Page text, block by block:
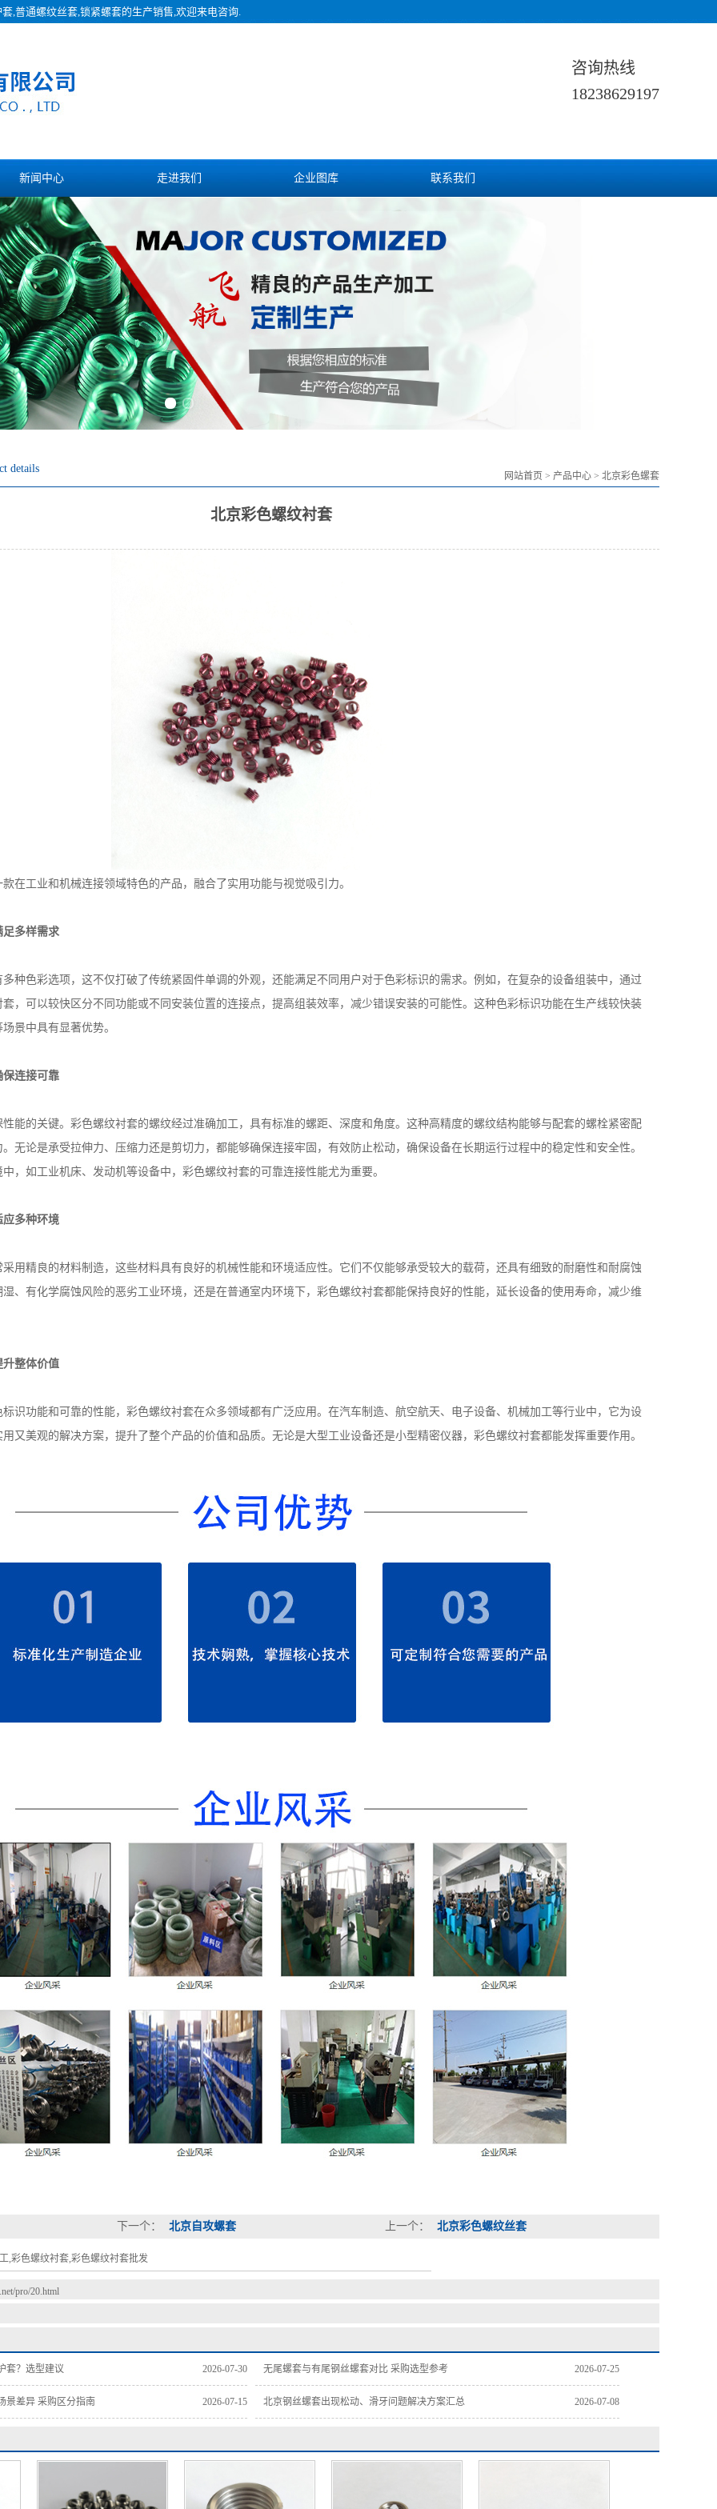
,普通螺纹丝套,锁紧螺套的生产销售,欢迎来电咨询.
咨询热线
18238629197
新闻中心 走进我们 企业图库 联系我们
details
网站首页 > 产品中心 > 北京彩色螺套
北京彩色螺纹衬套
工业和机械连接领域特色的产品，融合了实用功能与视觉吸引力。
足多样需求
色彩选项，这不仅打破了传统紧固件单调的外观，还能满足不同用户对于色彩标识的需求。例如，在复杂的设备组装中，通过
，可以较快区分不同功能或不同安装位置的连接点，提高组装效率，减少错误安装的可能性。这种色彩标识功能在生产线较快装
景中具有显著优势。
保连接可靠
的关键。彩色螺纹衬套的螺纹经过准确加工，具有标准的螺距、深度和角度。这种高精度的螺纹结构能够与配套的螺栓紧密配
无论是承受拉伸力、压缩力还是剪切力，都能够确保连接牢固，有效防止松动，确保设备在长期运行过程中的稳定性和安全性。
，如工业机床、发动机等设备中，彩色螺纹衬套的可靠连接性能尤为重要。
应多种环境
精良的材料制造，这些材料具有良好的机械性能和环境适应性。它们不仅能够承受较大的载荷，还具有细致的耐磨性和耐腐蚀
、有化学腐蚀风险的恶劣工业环境，还是在普通室内环境下，彩色螺纹衬套都能保持良好的性能，延长设备的使用寿命，减少维
升整体价值
功能和可靠的性能，彩色螺纹衬套在众多领域都有广泛应用。在汽车制造、航空航天、电子设备、机械加工等行业中，它为设
又美观的解决方案，提升了整个产品的价值和品质。无论是大型工业设备还是小型精密仪器，彩色螺纹衬套都能发挥重要作用。
上一个： 北京彩色螺纹丝套
下一个： 北京自攻螺套
,彩色螺纹衬套,彩色螺纹衬套批发
pro/20.html
2026-07-30
套？选型建议 2026-07-25
无尾螺套与有尾钢丝螺套对比 采购选型参考
2026-07-15
景差异 采购区分指南 2026-07-08
北京钢丝螺套出现松动、滑牙问题解决方案汇总